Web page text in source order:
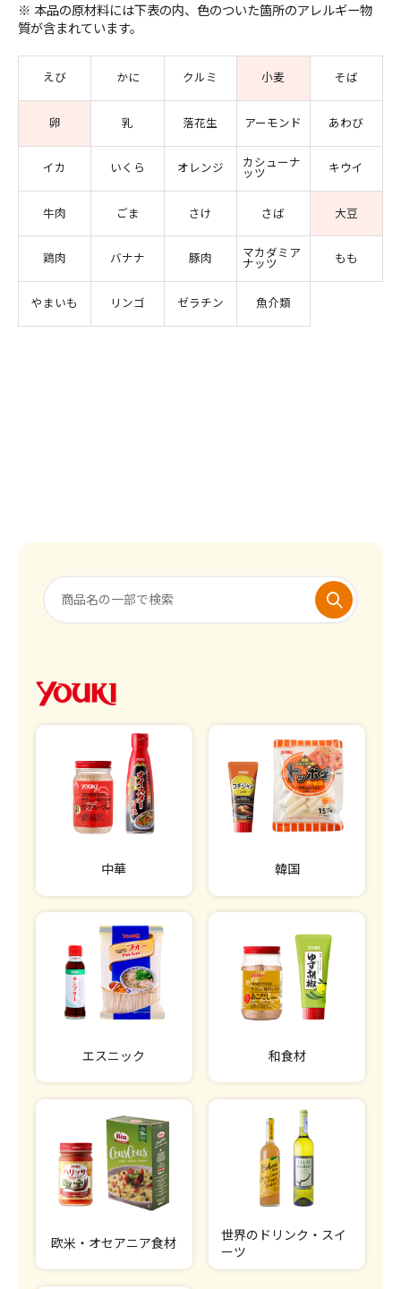
※ 本品の原材料には下表の内、色のついた箇所のアレルギー物
質が含まれています。
えび かに クルミ 小麦 そば
卵 乳 落花生 アーモンド あわび
イカ いくら オレンジ
カシューナ
ッツ
キウイ
牛肉 ごま さけ さば 大豆
鶏肉 バナナ 豚肉
マカダミア
ナッツ
もも
やまいも リンゴ ゼラチン 魚介類
中華 韓国
エスニック 和食材
欧米・オセアニア食材
世界のドリンク・スイ
ーツ